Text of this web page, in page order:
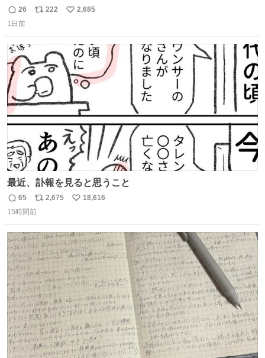
返
信
26
リ
数
222
い
2,685
1日前
最近、訃報を見ると思うこと
返
信
65
リ
ポ
ト
数
2,675
い
数
18,616
15時間前